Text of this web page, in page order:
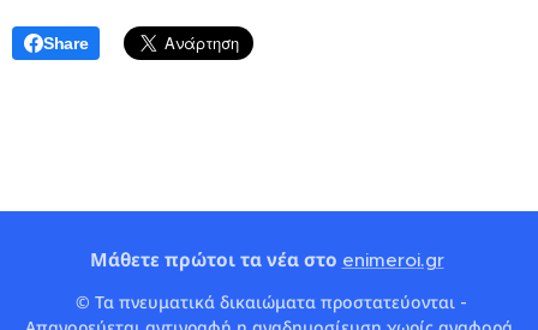
Share
Μάθετε πρώτοι τα νέα στο enimeroi.gr
© Τα πνευματικά δικαιώματα προστατεύονται -